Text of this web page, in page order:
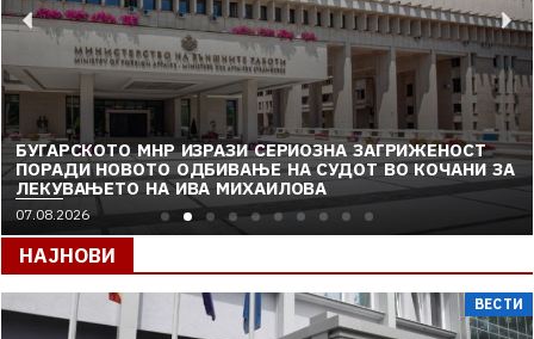
БУГАРСКОТО МНР ИЗРАЗИ СЕРИОЗНА ЗАГРИЖЕНОСТ
ПОРАДИ НОВОТО ОДБИВАЊЕ НА СУДОТ ВО КОЧАНИ ЗА
ЛЕКУВАЊЕТО НА ИВА МИХАИЛОВА
07.08.2026
НАЈНОВИ
ВЕСТИ